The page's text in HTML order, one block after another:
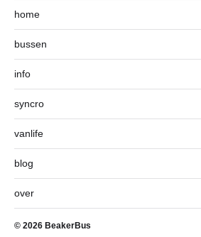
home
bussen
info
syncro
vanlife
blog
over
© 2026 BeakerBus